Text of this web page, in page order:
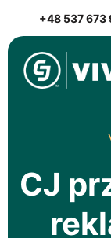
to
content
+48 537 673
CJ